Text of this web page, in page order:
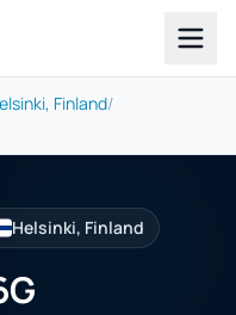
Finland/
Helsinki, Finland